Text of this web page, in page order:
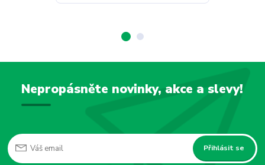
Nepropásněte novinky, akce a slevy!
Přihlásit se